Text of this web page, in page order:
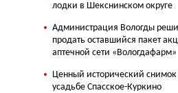
лодки в Шекснинском округе
Администрация Вологды
продать оставшийся пакет
аптечной сети «Вологдафарм»
Ценный исторический
усадьбе Спасское-Куркино